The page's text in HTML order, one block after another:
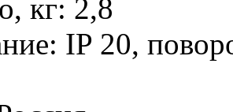
кг: 2,8
: IP 20,